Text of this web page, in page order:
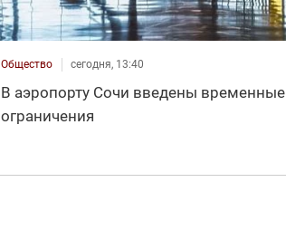
Общество сегодня, 13:40
В аэропорту Сочи введены временные
ограничения